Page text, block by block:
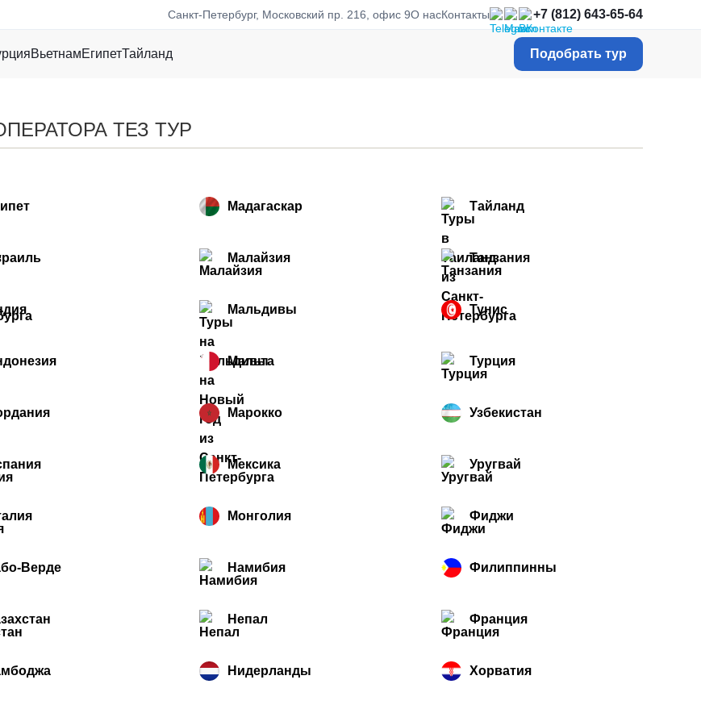
Санкт-Петербург, Московский пр. 216, офис 9О насКонтакты +7 (812) 643-65-64
ВьетнамЕгипетТайланд Подобрать тур
ТЕЗ ТУР
Верде
Мадагаскар
Малайзия
Мальдивы
Мальта
Марокко
Мексика
Монголия
Намибия
Непал
Нидерланды
Тайланд
Танзания
Тунис
Турция
Узбекистан
Уругвай
Фиджи
Филиппинны
Франция
Хорватия